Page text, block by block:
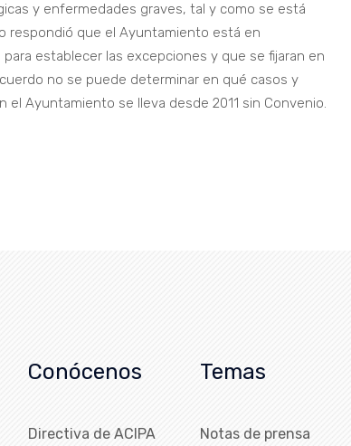
y enfermedades graves, tal y como se está
respondió que el Ayuntamiento está en
establecer las excepciones y que se fijaran en
no se puede determinar en qué casos y
el Ayuntamiento se lleva desde 2011 sin Convenio.
Conócenos
Directiva de ACIPA
Temas
Notas de prensa